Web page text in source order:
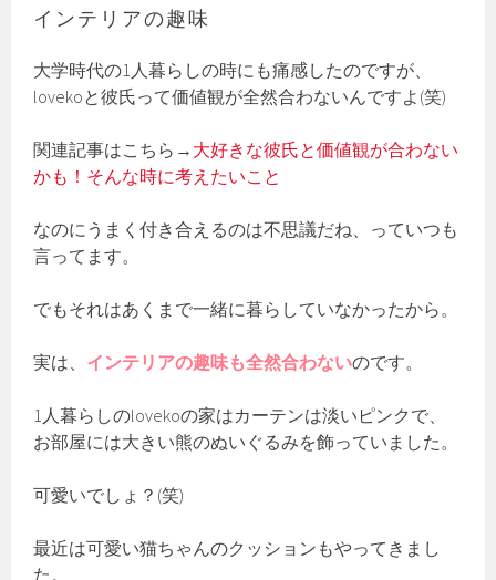
インテリアの趣味
大学時代の1人暮らしの時にも痛感したのですが、
lovekoと彼氏って価値観が全然合わないんですよ(笑)
関連記事はこちら→ 大好きな彼氏と価値観が合わない
かも！そんな時に考えたいこと
なのにうまく付き合えるのは不思議だね、っていつも
言ってます。
でもそれはあくまで一緒に暮らしていなかったから。
実は、 インテリアの趣味も全然合わないのです。
1人暮らしのlovekoの家はカーテンは淡いピンクで、
お部屋には大きい熊のぬいぐるみを飾っていました。
可愛いでしょ？(笑)
最近は可愛い猫ちゃんのクッションもやってきまし
た。